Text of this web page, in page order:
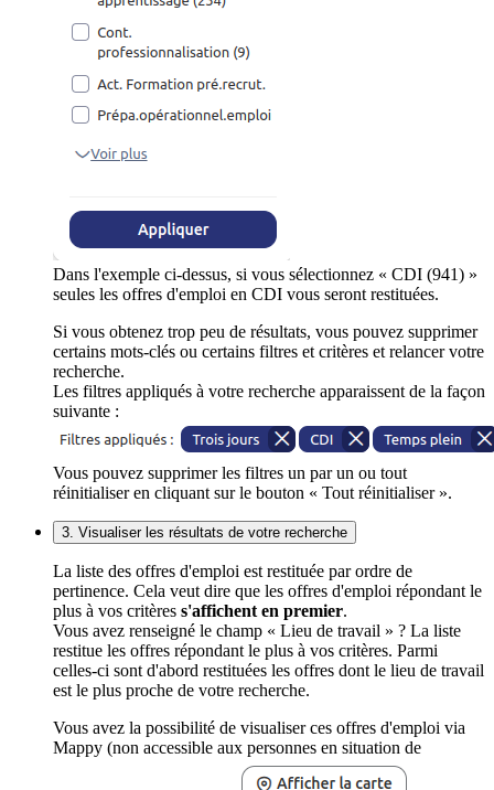
Dans l'exemple ci-dessus, si vous sélectionnez « CDI (941) »
seules les offres d'emploi en CDI vous seront restituées.
Si vous obtenez trop peu de résultats, vous pouvez supprimer
certains mots-clés ou certains filtres et critères et relancer votre
recherche.
Les filtres appliqués à votre recherche apparaissent de la façon
suivante :
Vous pouvez supprimer les filtres un par un ou tout
réinitialiser en cliquant sur le bouton « Tout réinitialiser ».
3. Visualiser les résultats de votre recherche
La liste des offres d'emploi est restituée par ordre de
pertinence. Cela veut dire que les offres d'emploi répondant le
plus à vos critères s'affichent en premier.
Vous avez renseigné le champ « Lieu de travail » ? La liste
restitue les offres répondant le plus à vos critères. Parmi
celles-ci sont d'abord restituées les offres dont le lieu de travail
est le plus proche de votre recherche.
Vous avez la possibilité de visualiser ces offres d'emploi via
Mappy (non accessible aux personnes en situation de